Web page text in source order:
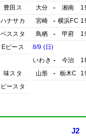
豊田ス
ハナサカ
ベススタ
Eピース
味スタ
ピースタ
大分
- 湘南
宮崎
- 横浜FC
鳥栖
- 甲府
8/9 (日)
いわき - 今治
山形
- 栃木C
J2